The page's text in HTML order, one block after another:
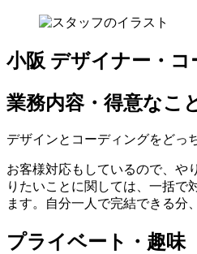
小阪 デザイナー・コ
業務内容・得意なこ
デザインとコーディングをどっ
お客様対応もしているので、や
りたいことに関しては、一括で
ます。自分一人で完結できる分
プライベート・趣味